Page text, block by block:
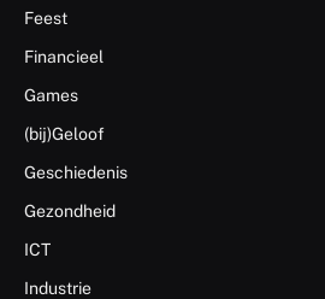
Feest
Financieel
Games
(bij)Geloof
Geschiedenis
Gezondheid
ICT
Industrie